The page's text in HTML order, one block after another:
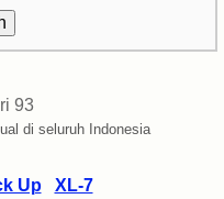
93
di seluruh Indonesia
Up XL-7